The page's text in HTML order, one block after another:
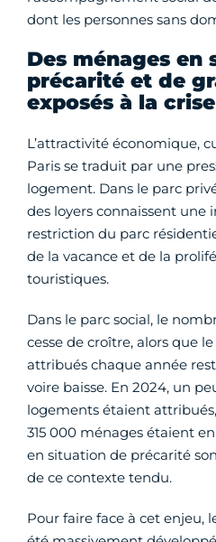
dont les personnes sans
Des ménages en
précarité et de
exposés à la
L’attractivité économique,
Paris se traduit par une
logement. Dans le parc
des loyers connaissent une
restriction du parc
de la vacance et de la
touristiques.
Dans le parc social, le
cesse de croître, alors que
attribués chaque année
voire baisse. En 2024, un
logements étaient
315 000 ménages étaient
en situation de précarité
de ce contexte tendu.
Pour faire face à cet enjeu,